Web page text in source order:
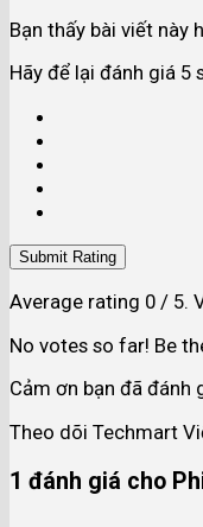
Bạn thấy bài viết này
Hãy để lại đánh giá 5
Submit Rating
Average rating 0 / 5.
No votes so far! Be
Cảm ơn bạn đã đánh
Theo dõi Techmart
1 đánh giá cho